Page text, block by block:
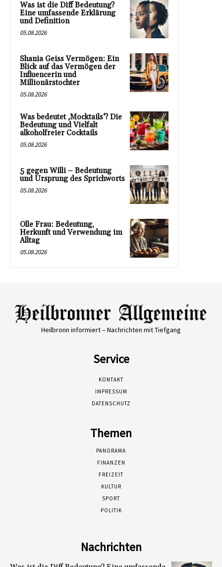
Was ist die Diff Bedeutung?
Eine umfassende Erklärung
und Definition
05.08.2026
Shania Geiss Vermögen: Ein
Blick auf das Vermögen der
Influencerin und
Millionärstochter
05.08.2026
Was bedeutet ‚Mocktails‘? Die
Bedeutung und Vielfalt
alkoholfreier Cocktails
05.08.2026
5 gegen Willi – Bedeutung
und Ursprung des Sprichworts
05.08.2026
Olle Frau: Bedeutung,
Herkunft und Verwendung im
Alltag
05.08.2026
Heilbronn informiert – Nachrichten mit Tiefgang
Service
KONTAKT
IMPRESSUM
DATENSCHUTZ
Themen
PANORAMA
FINANZEN
FREIZEIT
KULTUR
SPORT
POLITIK
Nachrichten